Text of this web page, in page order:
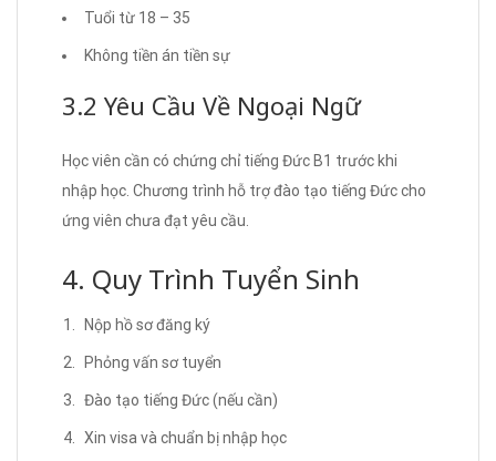
Tuổi từ 18 – 35
Không tiền án tiền sự
3.2 Yêu Cầu Về Ngoại Ngữ
Học viên cần có chứng chỉ tiếng Đức B1 trước khi
nhập học. Chương trình hỗ trợ đào tạo tiếng Đức cho
ứng viên chưa đạt yêu cầu.
4. Quy Trình Tuyển Sinh
Nộp hồ sơ đăng ký
Phỏng vấn sơ tuyển
Đào tạo tiếng Đức (nếu cần)
Xin visa và chuẩn bị nhập học